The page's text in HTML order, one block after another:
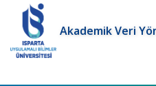
Akademik Veri